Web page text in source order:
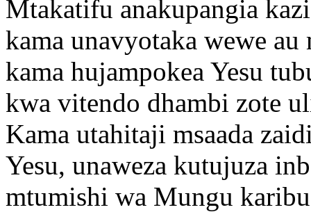
Mtakatifu anakupangia
kama unavyotaka wewe
kama hujampokea Yesu
kwa vitendo dhambi zote
Kama utahitaji msaada
Yesu, unaweza kutujuza
mtumishi wa Mungu